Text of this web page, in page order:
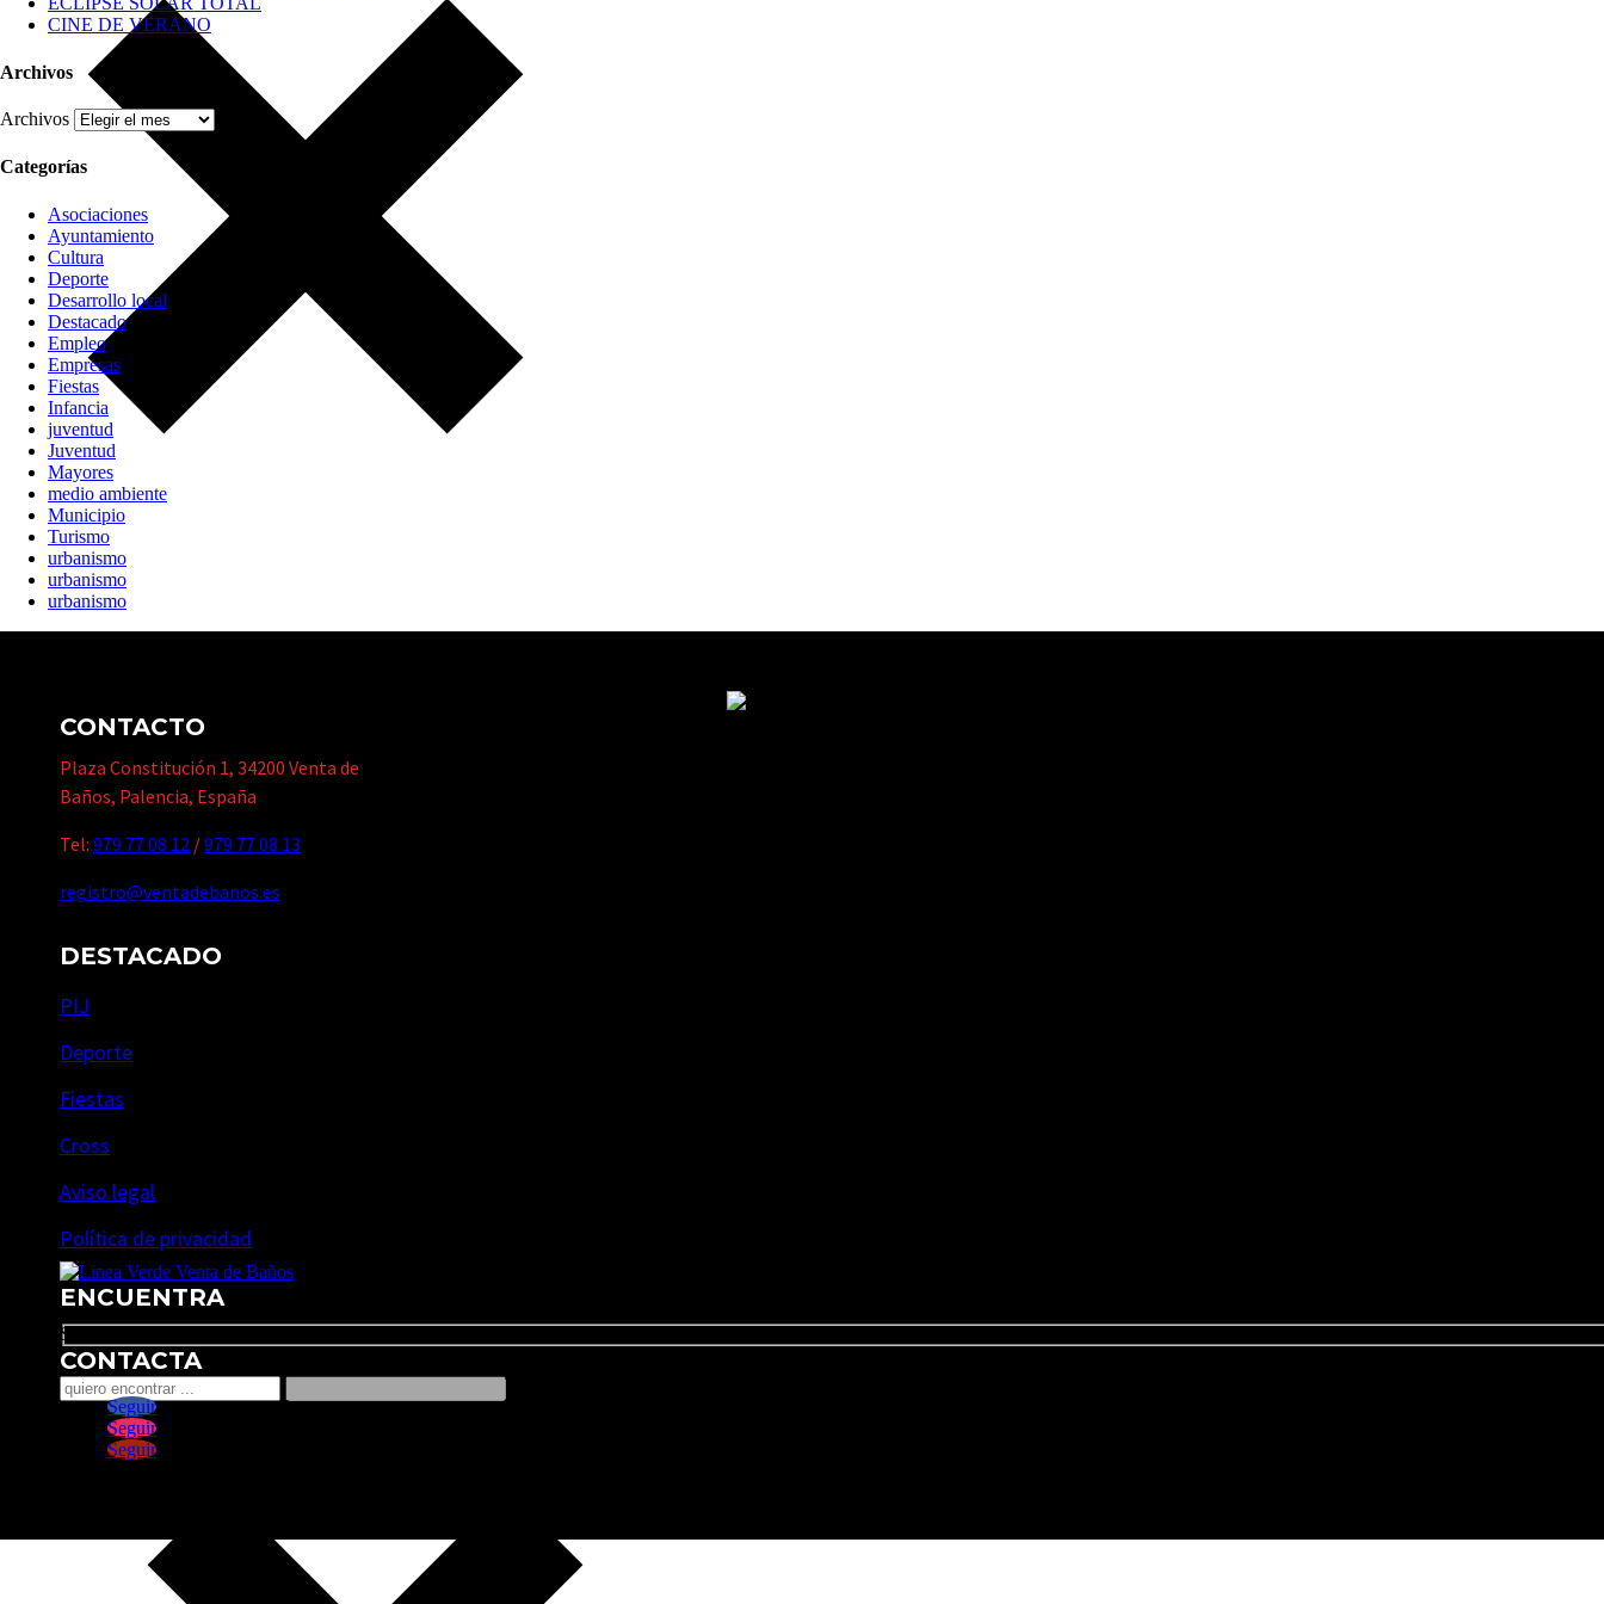
CINE DE VERANO
Archivos
Archivos
Categorías
Asociaciones
Ayuntamiento
Cultura
Deporte
Desarrollo local
Destacado
Empleo
Empresas
Fiestas
Infancia
juventud
Juventud
Mayores
medio ambiente
Municipio
Turismo
urbanismo
urbanismo
urbanismo
CONTACTO
Plaza Constitución 1, 34200 Venta de
Baños, Palencia, España
Tel: 979 77 08 12 /979 77 08 13
registro@ventadebanos.es
DESTACADO
PIJ
Deporte
Fiestas
Cross
Aviso legal
Política de privacidad
ENCUENTRA
Search
CONTACTA
Seguir
Seguir
Seguir